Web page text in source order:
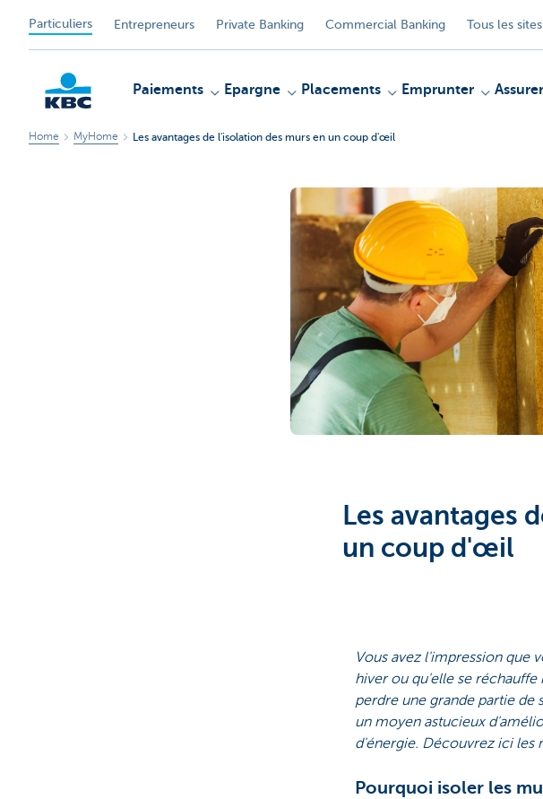
Particuliers Entrepreneurs Private Banking Commercial Banking Tous les
Paiements Epargne Placements Emprunter Assurer
Home MyHome Les avantages de l'isolation des murs en un coup d'œil
Les avantages
un coup d'œil
Vous avez l'impression que
hiver ou qu'elle se
perdre une grande partie de
un moyen astucieux
d'énergie. Découvrez ici les
Pourquoi isoler les